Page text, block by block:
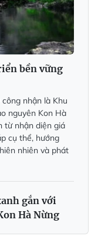
bền vững
nhận là Khu
nguyên Kon Hà
từ nhận diện giá
cụ thể, hướng
nhiên và phát
gắn với
Hà Nừng